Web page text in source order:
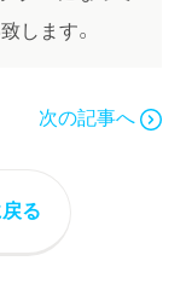
します。
次の記事へ
る